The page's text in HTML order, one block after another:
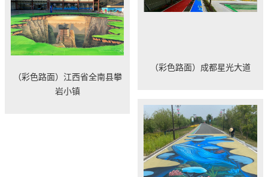
（彩色路面）江西省全南县攀
岩小镇
（彩色路面）成都星光大道